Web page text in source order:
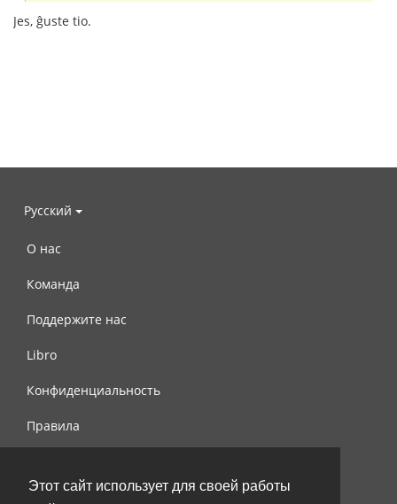
Этот сайт использует для своей работы
Jes, ĝuste tio.
Русский
О нас
Команда
Поддержите нас
Libro
Конфиденциальность
Правила